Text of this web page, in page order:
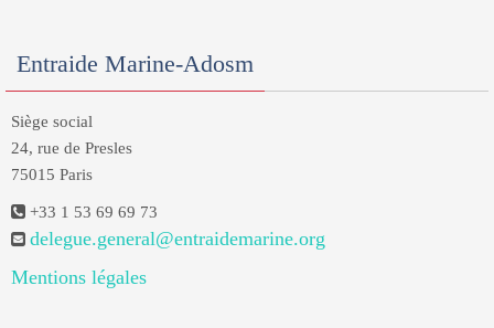
Entraide Marine-Adosm
Siège social
24, rue de Presles
75015 Paris
+33 1 53 69 69 73
delegue.general@entraidemarine.org
Mentions légales